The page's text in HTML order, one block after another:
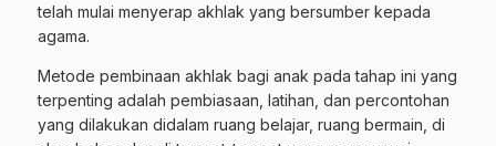
telah mulai menyerap akhlak yang bersumber kepada
agama.
Metode pembinaan akhlak bagi anak pada tahap ini yang
terpenting adalah pembiasaan, latihan, dan percontohan
yang dilakukan didalam ruang belajar, ruang bermain, di